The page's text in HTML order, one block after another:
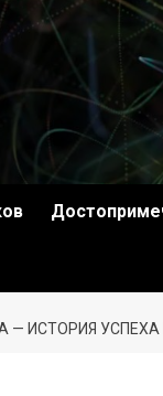
— ИСТОРИЯ